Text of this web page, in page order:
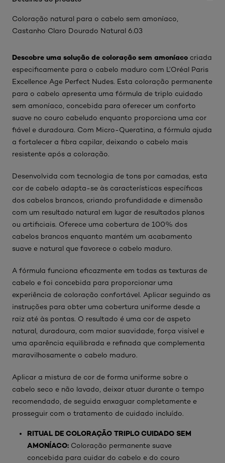
Coloração natural para o cabelo sem amoníaco,
Castanho Claro Dourado Natural 6.03
Descobre uma solução de coloração sem amoníaco criada
especificamente para o cabelo maduro com L’Oréal Paris
Excellence Age Perfect Nudes. Esta coloração permanente
para o cabelo apresenta uma fórmula de triplo cuidado
sem amoníaco, concebida para oferecer um conforto
suave no couro cabeludo enquanto proporciona uma cor
fiável e duradoura. Com Micro-Queratina, a fórmula ajuda
a fortalecer a fibra capilar, deixando o cabelo mais
resistente após a coloração.
Desenvolvida com tecnologia de tons por camadas, esta
cor de cabelo adapta-se às características específicas
dos cabelos brancos, criando profundidade e dimensão
com um resultado natural em lugar de resultados planos
ou artificiais. Oferece uma cobertura de 100% dos
cabelos brancos enquanto mantém um acabamento
suave e natural que favorece o cabelo maduro.
A fórmula funciona eficazmente em todas as texturas de
cabelo e foi concebida para proporcionar uma
experiência de coloração confortável. Aplicar seguindo as
instruções para obter uma cobertura uniforme desde a
raiz até às pontas. O resultado é uma cor de aspeto
natural, duradoura, com maior suavidade, força visível e
uma aparência equilibrada e refinada que complementa
maravilhosamente o cabelo maduro.
Aplicar a mistura de cor de forma uniforme sobre o
cabelo seco e não lavado, deixar atuar durante o tempo
recomendado, de seguida enxaguar completamente e
prosseguir com o tratamento de cuidado incluído.
RITUAL DE COLORAÇÃO TRIPLO CUIDADO SEM
AMONÍACO: Coloração permanente suave
concebida para cuidar do cabelo e do couro